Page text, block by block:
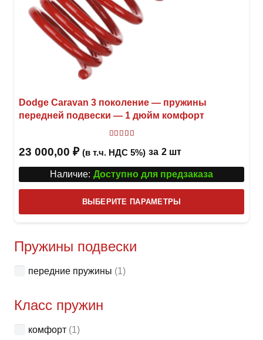
Dodge Caravan 3 поколение — пружины
передней подвески — 1 дюйм комфорт
23 000,00 ₽ (в т.ч. НДС 5%) за 2 шт
Наличие: Доступно для предзаказа
ВЫБЕРИТЕ ПАРАМЕТРЫ
товар
Пружины подвески
передние пружины (1)
Класс пружин
комфорт (1)